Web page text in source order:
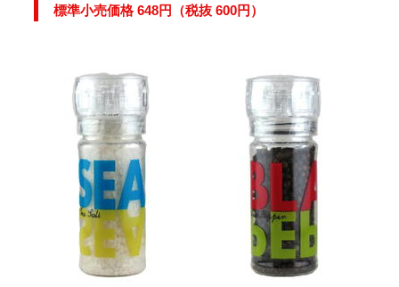
標準小売価格 648円（税抜 600円）